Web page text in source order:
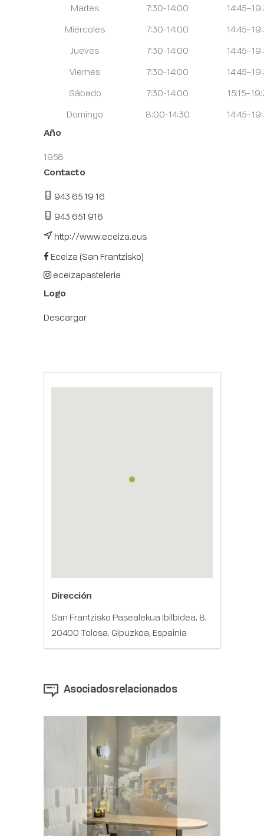
Martes
7:30-14:00
Miércoles
7:30-14:00
Jueves
7:30-14:00
Viernes
7:30-14:00
Sábado
7:30-14:00
Domingo
8:00-14:30
Año
1958
Contacto
943 65 19 16
943 651 916
http://www.eceiza.eus
Eceiza (San Frantzisko)
eceizapasteleria
Logo
Descargar
Dirección
San Frantzisko Pasealekua Ibilbidea, 8,
20400 Tolosa, Gipuzkoa, Espainia
Asociados relacionados